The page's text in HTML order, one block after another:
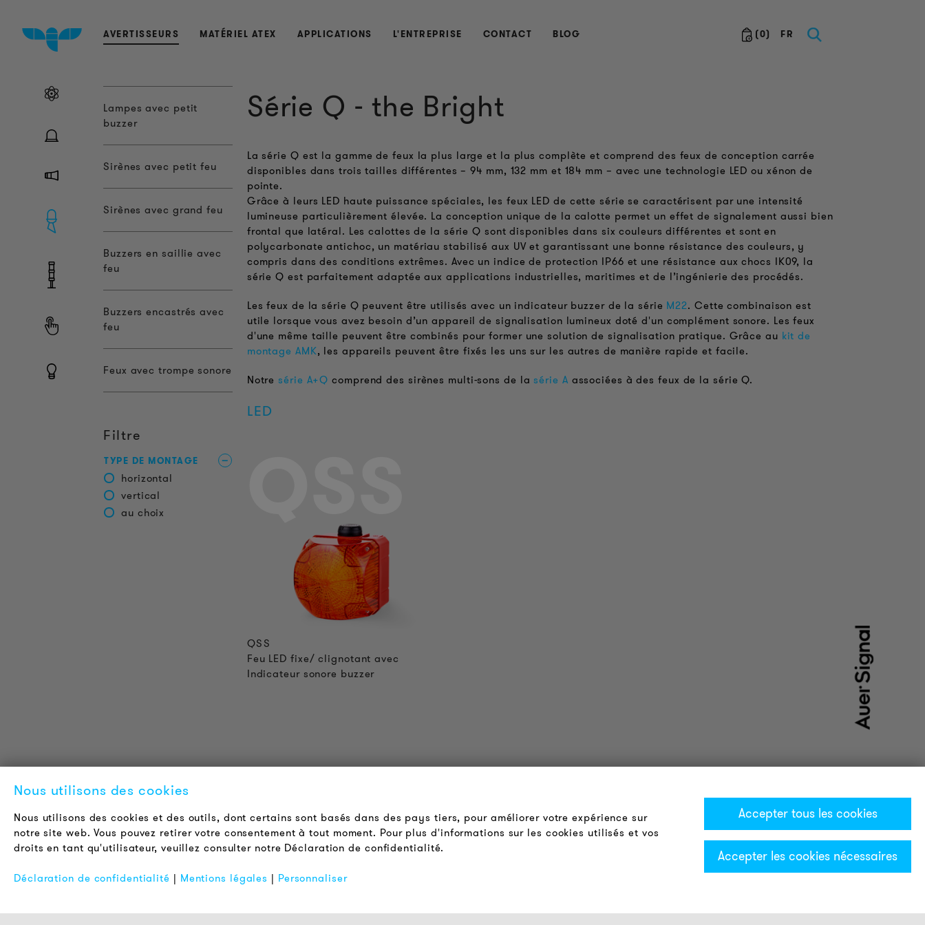
(0) FR
AVERTISSEURS MATÉRIEL ATEX APPLICATIONS L'ENTREPRISE CONTACT BLOG
Lampes avec petit
buzzer
Sirènes avec petit feu
Sirènes avec grand feu
Buzzers en saillie avec
feu
Buzzers encastrés avec
feu
Feux avec trompe sonore
Filtre
TYPE DE MONTAGE
horizontal
vertical
au choix
Série Q - the Bright
La série Q est la gamme de feux la plus large et la plus complète et comprend des feux de conception carrée
disponibles dans trois tailles différentes – 94 mm, 132 mm et 184 mm – avec une technologie LED ou xénon de
pointe.
Grâce à leurs LED haute puissance spéciales, les feux LED de cette série se caractérisent par une intensité
lumineuse particulièrement élevée. La conception unique de la calotte permet un effet de signalement aussi bien
frontal que latéral. Les calottes de la série Q sont disponibles dans six couleurs différentes et sont en
polycarbonate antichoc, un matériau stabilisé aux UV et garantissant une bonne résistance des couleurs, y
compris dans des conditions extrêmes. Avec un indice de protection IP66 et une résistance aux chocs IK09, la
série Q est parfaitement adaptée aux applications industrielles, maritimes et de l’ingénierie des procédés.
Les feux de la série Q peuvent être utilisés avec un indicateur buzzer de la série M22. Cette combinaison est
utile lorsque vous avez besoin d’un appareil de signalisation lumineux doté d'un complément sonore. Les feux
d'une même taille peuvent être combinés pour former une solution de signalisation pratique. Grâce au kit de
montage AMK, les appareils peuvent être fixés les uns sur les autres de manière rapide et facile.
Notre série A+Q comprend des sirènes multi-sons de la série A associées à des feux de la série Q.
LED
QSS
Feu LED fixe/ clignotant avec
Indicateur sonore buzzer
INFORMATIONS SUR LES
PRODUITS
Informations Techniques
Projets de référence
Certifications
Contact
Offres d'emploi
Vente
Protection des Données
Nous utilisons des cookies
Nous utilisons des cookies et des outils, dont certains sont basés dans des pays tiers, pour améliorer votre expérience sur
notre site web. Vous pouvez retirer votre consentement à tout moment. Pour plus d'informations sur les cookies utilisés et vos
droits en tant qu'utilisateur, veuillez consulter notre Déclaration de confidentialité.
Déclaration de confidentialité | Mentions légales | Personnaliser
Accepter tous les cookies
Accepter les cookies nécessaires